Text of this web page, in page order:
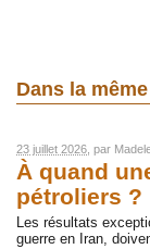
Dans la
23 juillet 2026 , par
À quand
pétroliers ?
Les résultats
guerre en Iran,